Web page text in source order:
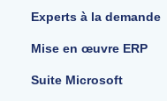
Experts à la demande
Mise en œuvre ERP
Suite Microsoft